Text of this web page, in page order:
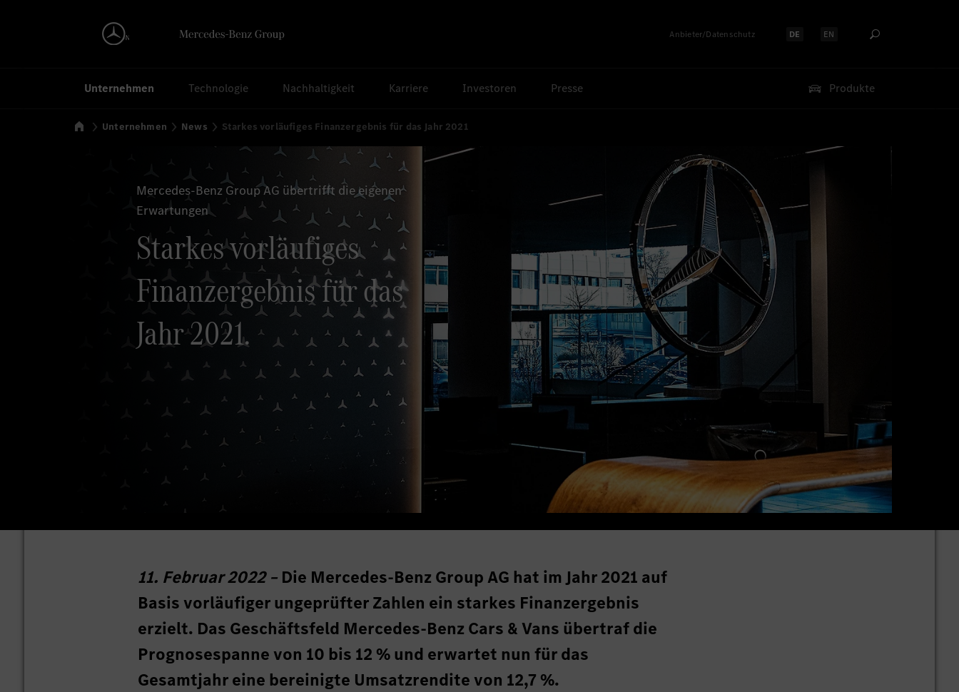
Anbieter/Datenschutz Sprache auswählen:
DE Sprache auswählen:
EN
Unternehmen Technologie Nachhaltigkeit Karriere Investoren Presse Produkte
Startseite
Unternehmen News Starkes vorläufiges Finanzergebnis für das Jahr 2021
Mercedes-Benz Group AG übertrifft die eigenen
Erwartungen
Starkes vorläufiges
Finanzergebnis für das
Jahr 2021.
11. Februar 2022 – Die Mercedes-Benz Group AG hat im Jahr 2021 auf
Basis vorläufiger ungeprüfter Zahlen ein starkes Finanzergebnis
erzielt. Das Geschäftsfeld Mercedes-Benz Cars & Vans übertraf die
Prognosespanne von 10 bis 12 % und erwartet nun für das
Gesamtjahr eine bereinigte Umsatzrendite von 12,7 %.